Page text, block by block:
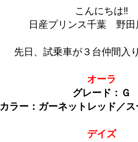
こんにちは‼
日産プリンス千葉 野田
先日、試乗車が３台仲間入
オーラ
グレード：Ｇ
カラー：ガーネットレッド／
デイズ